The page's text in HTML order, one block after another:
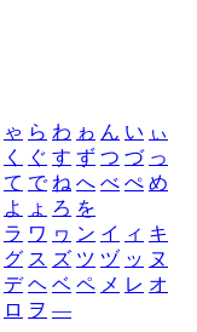
ゃ ら わ ゎ ん い ぃ
く ぐ す ず つ づ っ
て で ね へ べ ぺ め
よ ょ ろ を
ラ ワ ヮ ン イ ィ キ
グ ス ズ ツ ヅ ッ ヌ
デ ヘ ベ ペ メ レ オ
ロ ヲ ―